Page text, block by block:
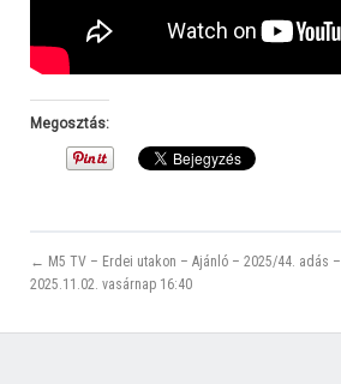
Megosztás:
← M5 TV – Erdei utakon – Ajánló – 2025/44. adás –
2025.11.02. vasárnap 16:40